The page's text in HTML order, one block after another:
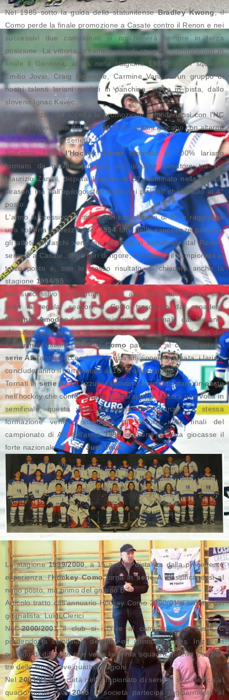
Nel 1985 sotto la guida dello statunitenseBradley Kwong, il
Como perde la finale promozione a Casate contro il Renon e nei
successivi due campionati si posizionerà sempre in terza
posizione. La vittoria in campionato di serie B, sconfiggendo in
finale il Gardena, arriva nella stagione 1988 con in squadra
Emilio Jovio, Craig Norwiche, Carmine Vani ed un gruppo di
nostri talenti lariani guidati in panchina, come in pista, dallo
sloveno Ignac Kavec.
La dirigenza non accetta la promozione e fondendosi con l'HC
Devils Mediolanum dal 1989 al 1991 i lariani giocano con alterne
fortune sempre in serie B.
Nell'anno1992 l'Hockey Como
ritornato al 100% lariano
formato da giovani juniores più qualche senatore tra cui
Maurizio Zanini, disputa il torneo di B2, dominato nella regular
season, ma dall'epilogo sfortunato nei play-off chiusi solo al 4°
posto.
L'anno successivo si iscrive nel campionato di B1 e raggiunge
una sofferta salvezza. Nel1994forti delle esperienze passate,
gli atleti comaschi vengono eliminati in semifinale dal Renon,
sempre a Casate, dopo i tiri di rigore, chiudendo il campionato al
terzo posto e, con lo stesso risultato, si chiuderà anche la
stagione 1994/95
Nel successivo campionato, dopo aver dominato ancora una
volta la regular season, il Como trascinato dal canadese
Dominic Amodeo, viene eliminato in semifinale dal Merano,
classificandosi ancora al terzo posto. Con la prima riforma dei
campionati italiani l'Hockey Como partecipa al campionato di
serie A2l'anno successivo e in una stagione sfortunata, i lariani
concluderanno il campionato al 10° e ultimo posto.
Tornati inserie A2gli Azzurri riprovano a riconquistare un posto
nell'hockey che conta, ma il sogno si spezza ancora una volta in
semifinale, questa volta ad opera dell'Auronzo. La stessa
formazione veneta, sconfigge gli Azzurri nelle finali del
campionato di A2 dell'anno1998sebbene in pista giocasse il
forte nazionale slovenoJure Vnuk.
La stagione1999/2000, a 15 anni di distanza dalla precedente
esperienza, l'Hockey Comotorna inserie Aclassificandosi al
nono posto, ma primo del gruppo B.
Articolo tratto dall'annuario Hockey Como 2000/01 e redatto dal
giornalista: Luigi Clerici
Nel2000/2001il club si iscrive al campionato diSerie C
perdendo la semifinale dei play-off contro il Laces. Inizia un
periodo di difficoltà che vede la prima squadra inattiva per ben
tre delle successive quattro stagioni.
Nel2003/04la società nel campionato di serie C si classifica al
quarto posto. Dal2005la società partecipa regolarmente al